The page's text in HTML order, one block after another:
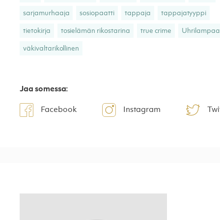
sarjamurhaaja sosiopaatti tappaja tappajatyyppi
tietokirja tosielämän rikostarina true crime
väkivaltarikollinen
Jaa somessa:
Facebook Instagram